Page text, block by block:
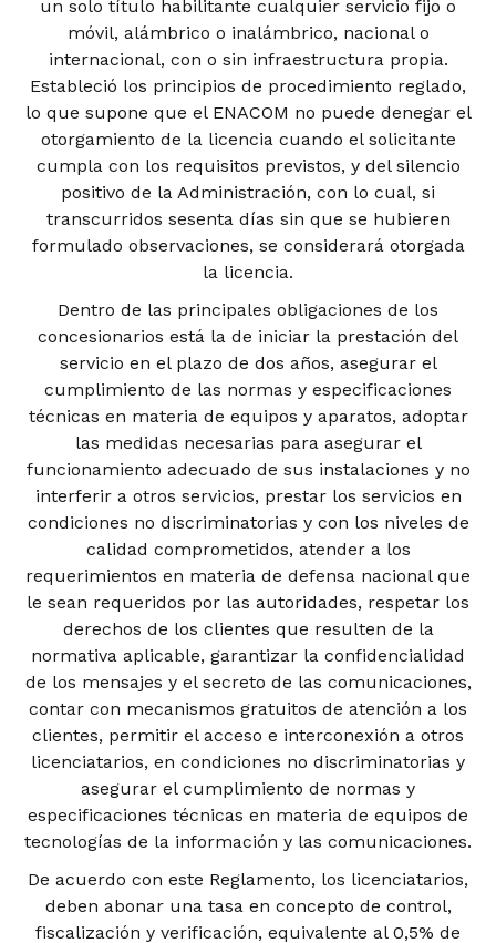
un solo título habilitante cualquier servicio fijo o
móvil, alámbrico o inalámbrico, nacional o
internacional, con o sin infraestructura propia.
Estableció los principios de procedimiento reglado,
lo que supone que el ENACOM no puede denegar el
otorgamiento de la licencia cuando el solicitante
cumpla con los requisitos previstos, y del silencio
positivo de la Administración, con lo cual, si
transcurridos sesenta días sin que se hubieren
formulado observaciones, se considerará otorgada
la licencia.
Dentro de las principales obligaciones de los
concesionarios está la de iniciar la prestación del
servicio en el plazo de dos años, asegurar el
cumplimiento de las normas y especificaciones
técnicas en materia de equipos y aparatos, adoptar
las medidas necesarias para asegurar el
funcionamiento adecuado de sus instalaciones y no
interferir a otros servicios, prestar los servicios en
condiciones no discriminatorias y con los niveles de
calidad comprometidos, atender a los
requerimientos en materia de defensa nacional que
le sean requeridos por las autoridades, respetar los
derechos de los clientes que resulten de la
normativa aplicable, garantizar la confidencialidad
de los mensajes y el secreto de las comunicaciones,
contar con mecanismos gratuitos de atención a los
clientes, permitir el acceso e interconexión a otros
licenciatarios, en condiciones no discriminatorias y
asegurar el cumplimiento de normas y
especificaciones técnicas en materia de equipos de
tecnologías de la información y las comunicaciones.
De acuerdo con este Reglamento, los licenciatarios,
deben abonar una tasa en concepto de control,
fiscalización y verificación, equivalente al 0,5% de